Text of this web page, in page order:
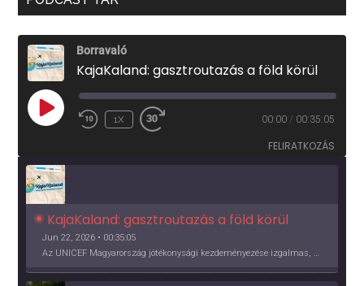
Borravaló
KajaKaland: gasztroutazás a föld körül
PLAY
EPISODE
1X 00:00 / 00:35:05
FELIRATKOZÁS
KajaKaland: gasztroutazás a föld körül
Jun 22, 2026 • 00:35:05
Az UNICEF Magyarország jótékonysági kezdeményezése izgalmas, egész éves világkörüli ízutazásra hív, igazi családi program és gasztroedukáció, illetve segítség a rászorulóknak is egyben.